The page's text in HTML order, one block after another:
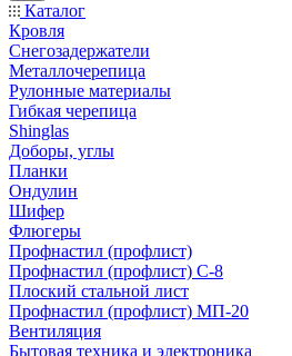
Каталог
Кровля
Снегозадержатели
Металлочерепица
Рулонные материалы
Гибкая черепица
Shinglas
Доборы, углы
Планки
Ондулин
Шифер
Флюгеры
Профнастил (профлист)
Профнастил (профлист) С-8
Плоский стальной лист
Профнастил (профлист) МП-20
Вентиляция
Бытовая техника и электроника